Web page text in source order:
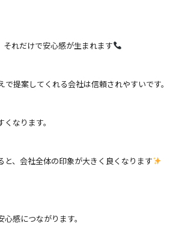
れだけで安心感が生まれます
提案してくれる会社は信頼されやすいです。
なります。
、会社全体の印象が大きく良くなります
感につながります。